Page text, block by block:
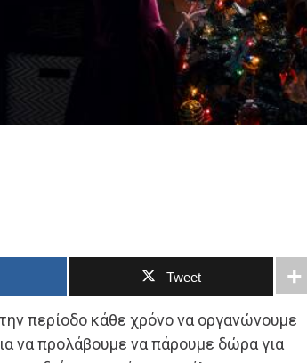
Tweet
περίοδο κάθε χρόνο να οργανώνουμε
να προλάβουμε να πάρουμε δώρα για